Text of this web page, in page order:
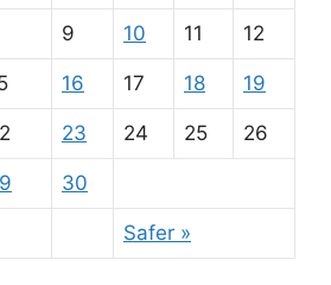
Safer »
9 10 11 12
16 17 18 19
23 24 25 26
30